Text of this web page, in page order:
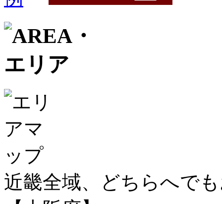
近畿全域、どちらへで